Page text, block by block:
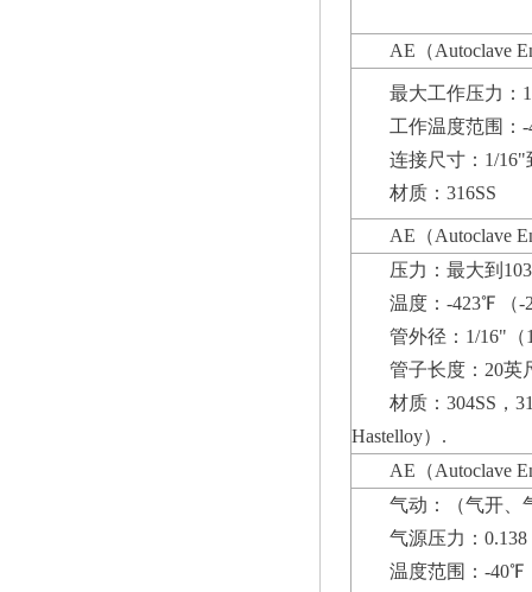
AE（Autoclave
最大工作压力：
工作温度范围：
连接尺寸：1/16"
材质：316SS
AE（Autoclave
压力：最大到
温度：-423℉ （
管外径：1/16"（
管子长度：20英
材质：304SS，
Hastelloy）.
AE（Autoclave
气动：（气开、
气源压力：0.138
温度范围：-